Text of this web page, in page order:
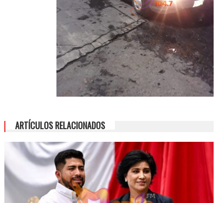
ARTÍCULOS RELACIONADOS